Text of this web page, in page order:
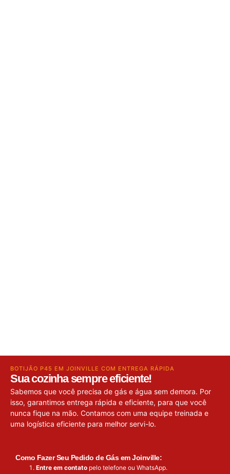
BOTIJÃO P45 EM JOINVILLE COM ENTREGA RÁPIDA
Sua cozinha sempre eficiente!
Sabemos que você precisa de gás e água sem demora. Por
isso, garantimos entrega rápida e eficiente, para que você
nunca fique na mão. Contamos com uma equipe treinada e
uma logística eficiente para melhor servi-lo.
Como Fazer Seu Pedido de Gás em Joinville:
Entre em contato pelo telefone ou WhatsApp.